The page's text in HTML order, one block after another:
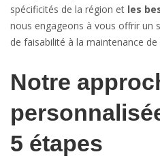
spécificités de la région et les
nous engageons à vous offrir un
de faisabilité à la maintenance
Notre
5 étapes